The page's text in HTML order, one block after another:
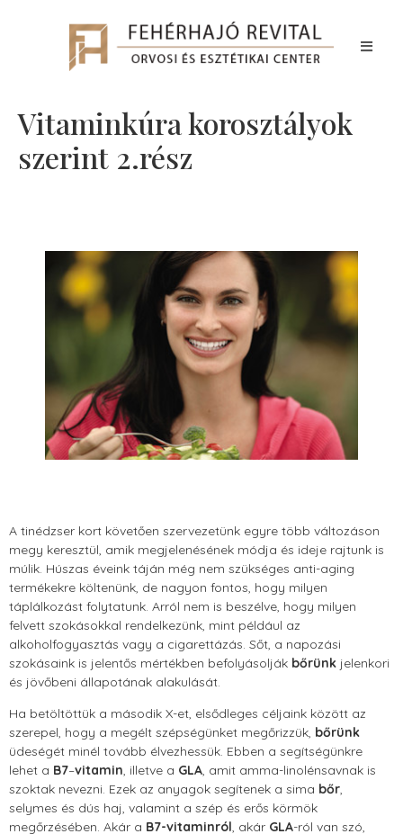
Vitaminkúra korosztályok
szerint 2.rész
A tinédzser kort követően szervezetünk egyre több változáson
megy keresztül, amik megjelenésének módja és ideje rajtunk is
múlik. Húszas éveink táján még nem szükséges anti-aging
termékekre költenünk, de nagyon fontos, hogy milyen
táplálkozást folytatunk. Arról nem is beszélve, hogy milyen
felvett szokásokkal rendelkezünk, mint például az
alkoholfogyasztás vagy a cigarettázás. Sőt, a napozási
szokásaink is jelentős mértékben befolyásolják bőrünk jelenkori
és jövőbeni állapotának alakulását.
Ha betöltöttük a második X-et, elsődleges céljaink között az
szerepel, hogy a megélt szépségünket megőrizzük, bőrünk
üdeségét minél tovább élvezhessük. Ebben a segítségünkre
lehet a B7–vitamin, illetve a GLA, amit amma-linolénsavnak is
szoktak nevezni. Ezek az anyagok segítenek a sima bőr,
selymes és dús haj, valamint a szép és erős körmök
megőrzésében. Akár a B7-vitaminról, akár GLA-ról van szó,